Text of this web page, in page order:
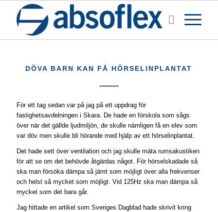
DÖVA BARN KAN FÅ HÖRSELINPLANTAT
För ett tag sedan var på jag på ett uppdrag för
fastighetsavdelningen i Skara. De hade en förskola som sågs
över när det gällde ljudmiljön, de skulle nämligen få en elev som
var döv men skulle bli hörande med hjälp av ett hörselinplantat.
Det hade sett över ventilation och jag skulle mäta rumsakustiken
för att se om det behövde åtgärdas något. För hörselskadade så
ska man försöka dämpa så jämt som möjligt över alla frekvenser
och helst så mycket som möjligt. Vid 125Hz ska man dämpa så
mycket som det bara går.
Jag hittade en artikel som Sveriges Dagblad hade skrivit kring